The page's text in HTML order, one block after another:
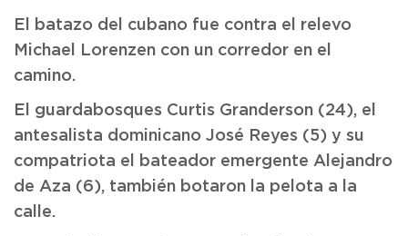
El batazo del cubano fue contra el relevo
Michael Lorenzen con un corredor en el
camino.
El guardabosques Curtis Granderson (24), el
antesalista dominicano José Reyes (5) y su
compatriota el bateador emergente Alejandro
de Aza (6), también botaron la pelota a la
calle.